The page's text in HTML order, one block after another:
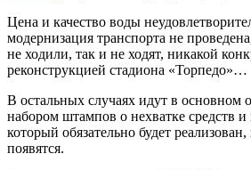
Цена и качество воды
модернизация транспорта не
не ходили, так и не ходят, никакой
реконструкцией стадиона «Торпедо»…
В остальных случаях идут в основном
набором штампов о нехватке средств и
который обязательно будет реализован,
появятся.